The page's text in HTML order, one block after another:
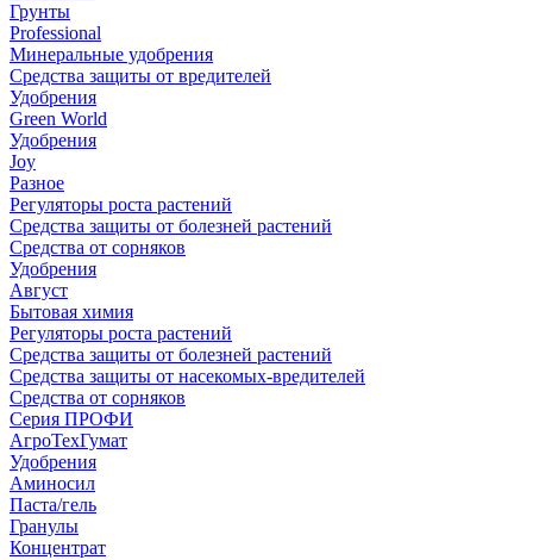
Грунты
Professional
Минеральные удобрения
Средства защиты от вредителей
Удобрения
Green World
Удобрения
Joy
Разное
Регуляторы роста растений
Средства защиты от болезней растений
Средства от сорняков
Удобрения
Август
Бытовая химия
Регуляторы роста растений
Средства защиты от болезней растений
Средства защиты от насекомых-вредителей
Средства от сорняков
Серия ПРОФИ
АгроТехГумат
Удобрения
Аминосил
Паста/гель
Гранулы
Концентрат